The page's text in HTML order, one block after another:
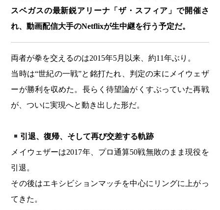
スベガスの最新鋭アリーナ「ザ・スフィア」で開催さ
れ、動画配信大手のNetflixが生中継を行う予定だ。
両者が拳を交えるのは2015年5月以来、約11年ぶり。
当時は“世紀の一戦”と銘打たれ、判定の末にメイウェザ
ーが勝利を収めた。長らく待望論がくすぶっていた再戦
が、ついに実現へと動き出した形だ。
引退、復帰、そして再び交差する軌跡
メイウェザーは2017年、プロ通算50戦無敗のまま現役を
引退。
その後はエキシビションマッチを中心にリングに上がっ
てきた。